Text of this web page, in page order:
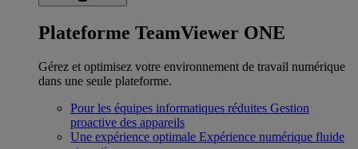
Plateforme TeamViewer ONE
Gérez et optimisez votre environnement de travail numérique
dans une seule plateforme.
Pour les équipes informatiques réduites Gestion
proactive des appareils
Une expérience optimale Expérience numérique fluide